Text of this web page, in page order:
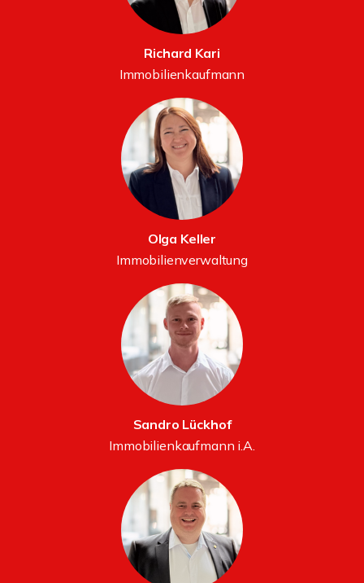
Richard Kari
Immobilienkaufmann
Olga Keller
Immobilienverwaltung
Sandro Lückhof
Immobilienkaufmann i.A.